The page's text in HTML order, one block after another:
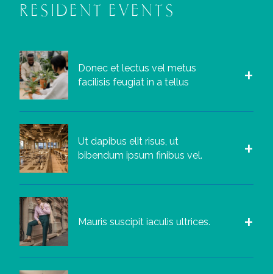
RESIDENT EVENTS
Donec et lectus vel metus
facilisis feugiat in a tellus
Ut dapibus elit risus, ut
bibendum ipsum finibus vel.
Mauris suscipit iaculis ultrices.